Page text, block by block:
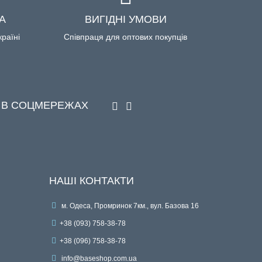
ВИГІДНІ УМОВИ
Співпраця для оптових покупців
СОЦМЕРЕЖАХ
НАШІ КОНТАКТИ
м. Одеса, Промринок 7км., вул. Базова 16
+38 (093) 758-38-78
+38 (096) 758-38-78
info@baseshop.com.ua